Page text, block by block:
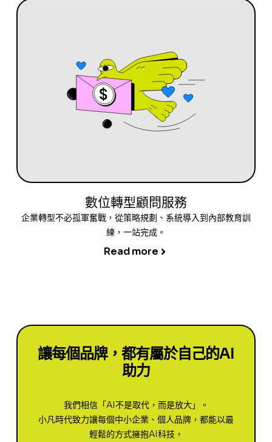
數位轉型顧問服務
企業轉型不必孤軍奮戰，從策略規劃、系統導入到內部教育訓
練，一站完成。
Read more
讓每個品牌，都有屬於自己的AI
助力
我們相信「AI不是取代，而是放大」。
小凡時代致力讓每個中小企業、個人品牌，都能以最
輕鬆的方式擁抱AI科技，